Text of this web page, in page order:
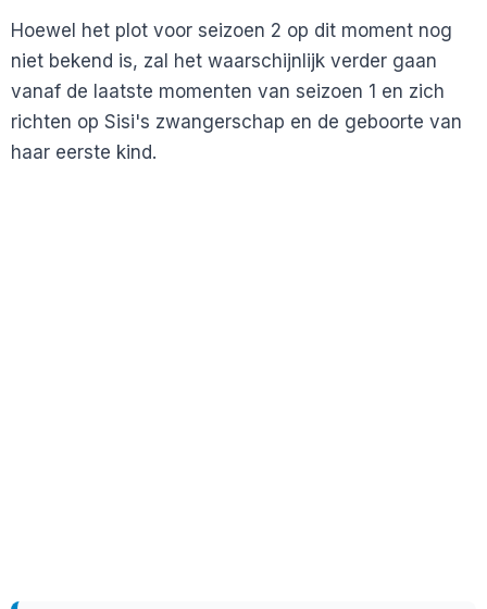
Hoewel het plot voor seizoen 2 op dit moment nog
niet bekend is, zal het waarschijnlijk verder gaan
vanaf de laatste momenten van seizoen 1 en zich
richten op Sisi's zwangerschap en de geboorte van
haar eerste kind.